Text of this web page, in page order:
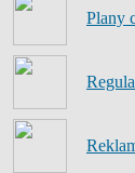
Plany